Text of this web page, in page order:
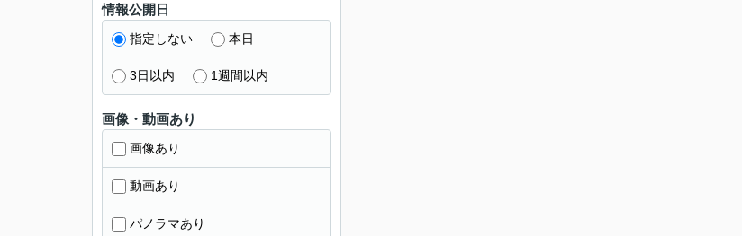
情報公開日
指定しない 本日
3日以内 1週間以内
画像・動画あり
画像あり
動画あり
パノラマあり